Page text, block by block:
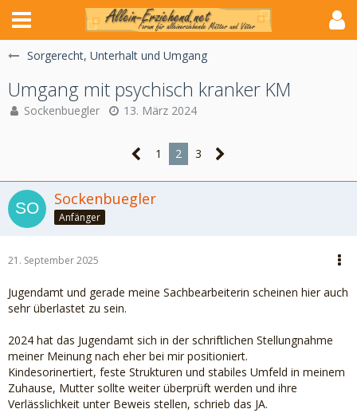
Sorgerecht, Unterhalt und Umgang
Umgang mit psychisch kranker KM
Sockenbuegler 13. März 2024
1 2 3
Sockenbuegler
Anfänger
21. September 2025
Jugendamt und gerade meine Sachbearbeiterin scheinen hier auch
sehr überlastet zu sein.
2024 hat das Jugendamt sich in der schriftlichen Stellungnahme
meiner Meinung nach eher bei mir positioniert.
Kindesorinertiert, feste Strukturen und stabiles Umfeld in meinem
Zuhause, Mutter sollte weiter überprüft werden und ihre
Verlässlichkeit unter Beweis stellen, schrieb das JA.